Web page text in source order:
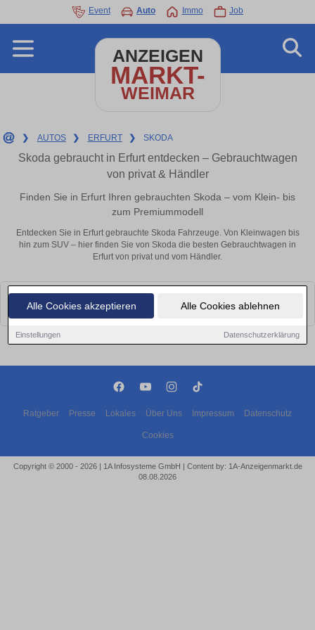
Alle Cookies akzeptieren Alle Cookies ablehnen
Einstellungen Datenschutzerklärung
Event Auto Immo Job
ANZEIGEN
MARKT-
WEIMAR
❯ AUTOS ❯ ERFURT ❯ SKODA
Skoda gebraucht in Erfurt entdecken – Gebrauchtwagen
von privat & Händler
Finden Sie in Erfurt Ihren gebrauchten Skoda – vom Klein- bis
zum Premiummodell
Entdecken Sie in Erfurt gebrauchte Skoda Fahrzeuge. Von Kleinwagen bis
hin zum SUV – hier finden Sie von Skoda die besten Gebrauchtwagen in
Erfurt von privat und vom Händler.
Leider konnten wir derzeit keine passenden Autos finden. Schauen Sie
bald wieder vorbei!
Ratgeber Presse Lokales Über Uns Impressum Datenschutz
Cookies
Copyright © 2000 - 2026 | 1A Infosysteme GmbH | Content by: 1A-Anzeigenmarkt.de
08.08.2026